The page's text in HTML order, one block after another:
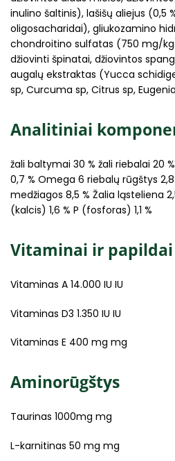
inulino šaltinis), lašišų aliejus (0,5
oligosacharidai), gliukozamino
chondroitino sulfatas (750 mg/
džiovinti špinatai, džiovintos
augalų ekstraktas (Yucca
sp, Curcuma sp, Citrus sp,
Analitiniai
žali baltymai 30 % žali riebalai 20
0,7 % Omega 6 riebalų rūgštys
medžiagos 8,5 % Žalia ląsteliena
(kalcis) 1,6 % P (fosforas) 1,1 %
Vitaminai ir papildai
Vitaminas A 14.000 IU IU
Vitaminas D3 1.350 IU IU
Vitaminas E 400 mg mg
Aminorūgštys
Taurinas 1000mg mg
L-karnitinas 50 mg mg